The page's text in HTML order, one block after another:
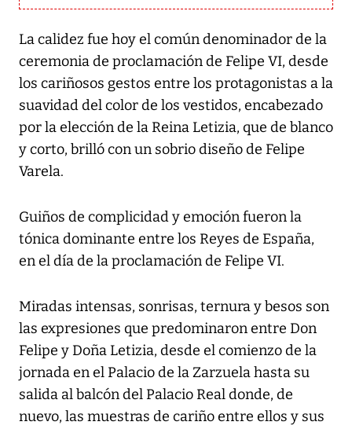
La calidez fue hoy el común denominador de la
ceremonia de proclamación de Felipe VI, desde
los cariñosos gestos entre los protagonistas a la
suavidad del color de los vestidos, encabezado
por la elección de la Reina Letizia, que de blanco
y corto, brilló con un sobrio diseño de Felipe
Varela.
Guiños de complicidad y emoción fueron la
tónica dominante entre los Reyes de España,
en el día de la proclamación de Felipe VI.
Miradas intensas, sonrisas, ternura y besos son
las expresiones que predominaron entre Don
Felipe y Doña Letizia, desde el comienzo de la
jornada en el Palacio de la Zarzuela hasta su
salida al balcón del Palacio Real donde, de
nuevo, las muestras de cariño entre ellos y sus